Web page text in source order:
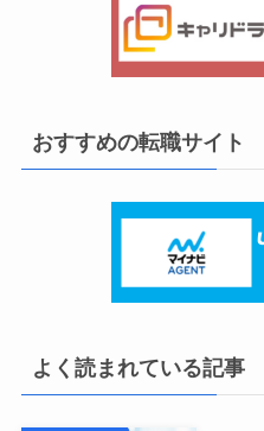
おすすめの転職サイト
よく読まれている記事